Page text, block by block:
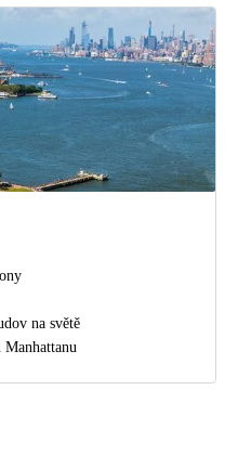
na světě
Manhattanu